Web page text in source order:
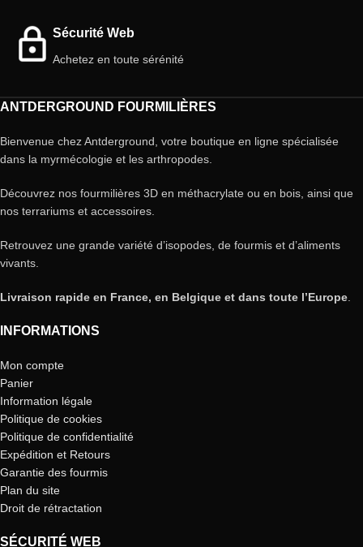
Sécurité Web
Achetez en toute sérénité
ANTDERGROUND FOURMILIÈRES
Bienvenue chez Antderground, votre boutique en ligne spécialisée
dans la myrmécologie et les arthropodes.
Découvrez nos fourmilières 3D en méthacrylate ou en bois, ainsi que
nos terrariums et accessoires.
Retrouvez une grande variété d’isopodes, de fourmis et d’aliments
vivants.
Livraison rapide en France, en Belgique et dans toute l’Europe
INFORMATIONS
Mon compte
Panier
Information légale
Politique de cookies
Politique de confidentialité
Expédition et Retours
Garantie des fourmis
Plan du site
Droit de rétractation
SÉCURITÉ WEB